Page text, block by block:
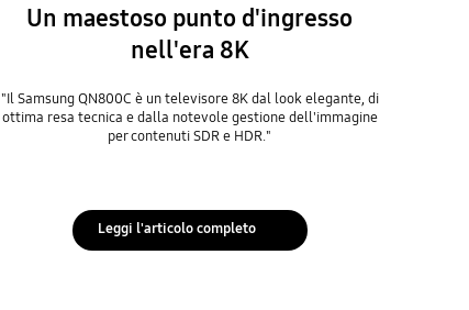
Un maestoso punto d'ingresso
nell'era 8K
"Il Samsung QN800C è un televisore 8K dal look elegante, di
ottima resa tecnica e dalla notevole gestione dell'immagine
per contenuti SDR e HDR."
Leggi l'articolo completo